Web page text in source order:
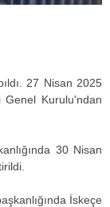
27 Nisan 2025
Kurulu'ndan
30 Nisan
İskeçe